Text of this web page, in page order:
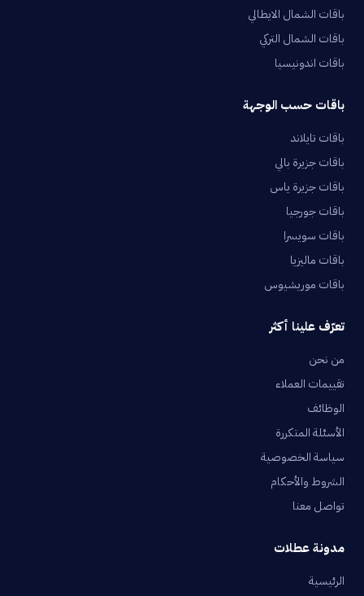
باقات الشمال الايطالي
باقات الشمال التركي
باقات اندونيسيا
باقات حسب الوجهة
باقات تايلاند
باقات جزيرة بالي
باقات جزيرة ياس
باقات جورجيا
باقات سويسرا
باقات ماليزيا
باقات موريشيوس
تعرّف علينا أكثر
من نحن
تقييمات العملاء
الوظائف
الأسئلة المتكررة
سياسة الخصوصية
الشروط والأحكام
تواصل معنا
مدونة عطلات
الرئيسية